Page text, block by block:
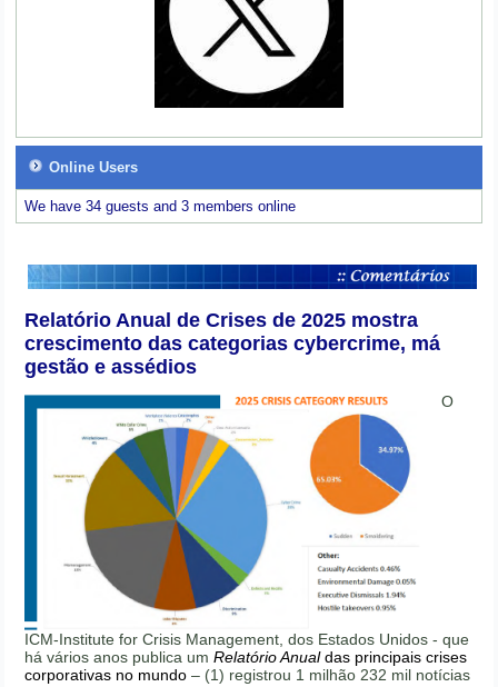
Online Users
We have 34 guests and 3 members online
Relatório Anual de Crises de 2025 mostra
crescimento das categorias cybercrime, má
gestão e assédios
O
ICM-Institute for Crisis Management, dos Estados Unidos - que
há vários anos publica umRelatório Anualdas principais crises
corporativas no mundo – (1) registrou 1 milhão 232 mil notícias